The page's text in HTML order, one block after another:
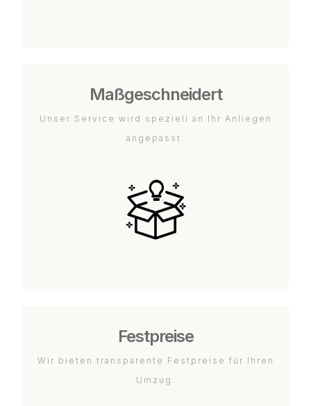
Maßgeschneidert
Unser Service wird speziell an Ihr Anliegen
angepasst.
Festpreise
Wir bieten transparente Festpreise für Ihren
Umzug.